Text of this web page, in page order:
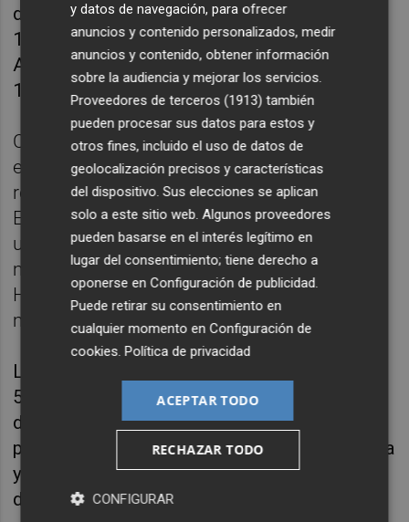
dotación para Vecindad y Mundo sería de
17.200 millones y el apartado de
Administración Pública Europea contará con
11.300 millones.
Con respecto a los programas más
emblemáticos, el presupuesto de la UE
reserva 3.700 millones en 2023 para
Erasmus+ (con atención especial a jóvenes
ucranianos que han huido de la guerra),
mientras que el programa de investigación
Horizonte Europa contará con 12.400
millones de euros en el próximo ejercicio.
La PAC, por su parte, tendrá una dotación de
53.600 millones para repartir tanto ayudas
directas como fondos de desarrollo rural. La
partida del Fondo Europeo Marítimo de Pesca
y de Acuicultura (FEMPA), por su parte, será
de 1.100 millones.
y datos de navegación, para ofrecer
anuncios y contenido personalizados, medir
anuncios y contenido, obtener información
sobre la audiencia y mejorar los servicios.
Proveedores de terceros (1913) también
pueden procesar sus datos para estos y
otros fines, incluido el uso de datos de
geolocalización precisos y características
del dispositivo. Sus elecciones se aplican
solo a este sitio web. Algunos proveedores
pueden basarse en el interés legítimo en
lugar del consentimiento; tiene derecho a
oponerse enConfiguración de publicidad.
Puede retirar su consentimiento en
cualquier momento enConfiguración de
cookies.Política de privacidad
ACEPTAR TODO
RECHAZAR TODO
CONFIGURAR